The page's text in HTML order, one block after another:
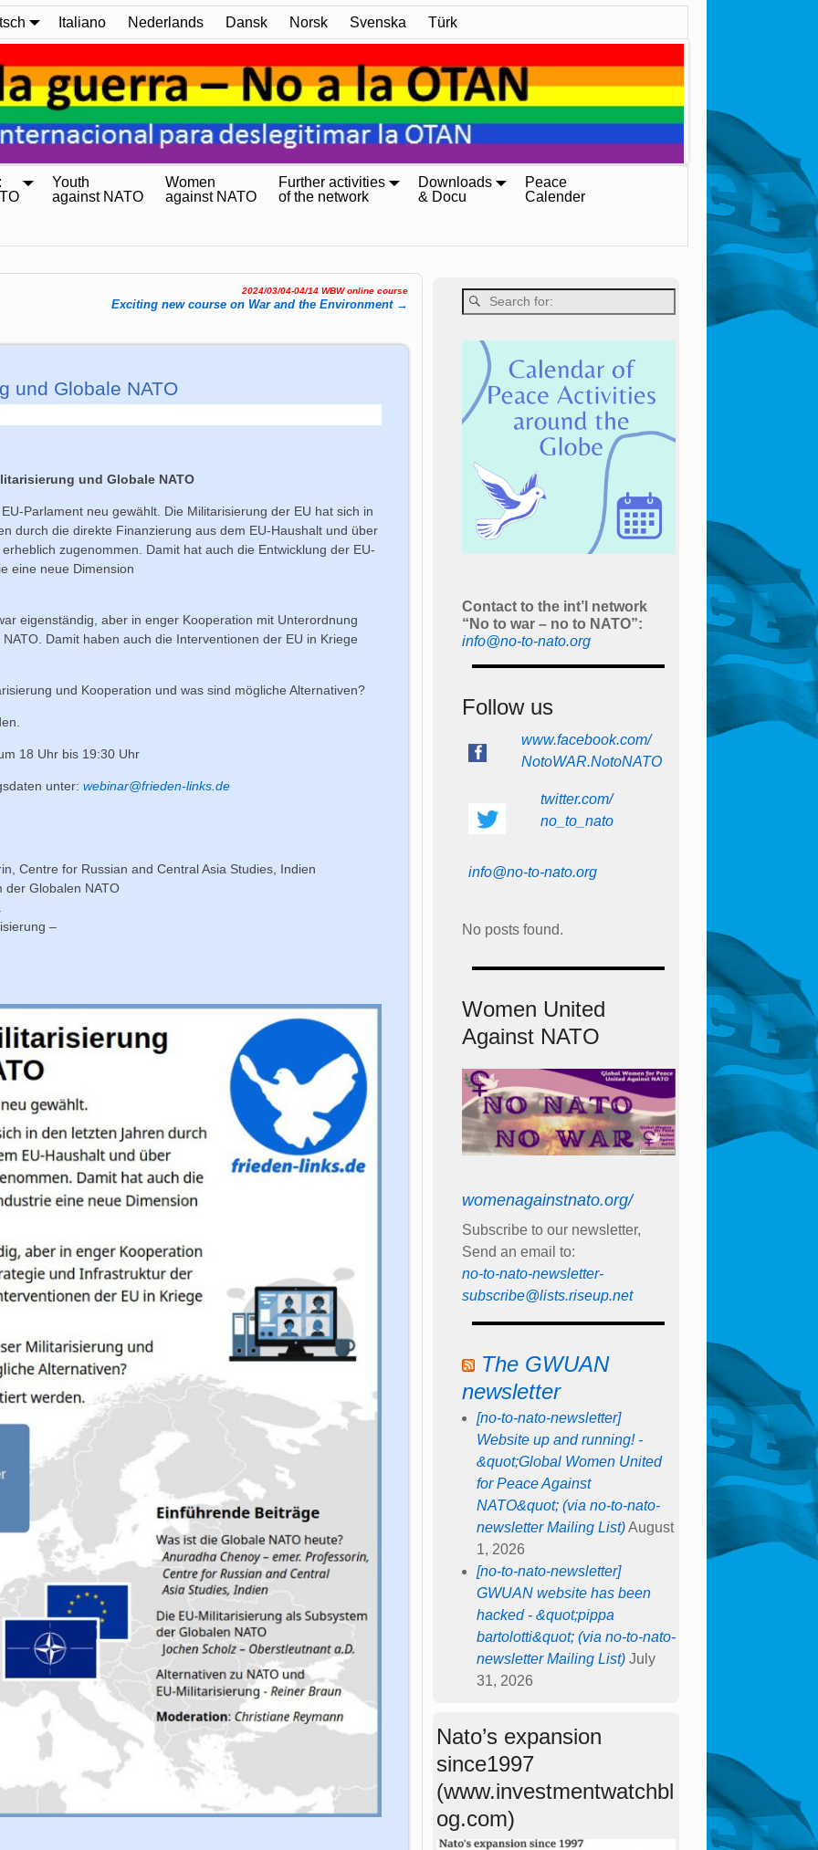
Italiano Nederlands Dansk Norsk Svenska Türk
Youth
against NATO
Women
against NATO
Further activities
of the network
Downloads
& Docu
Peace
Calender
2024/03/04-04/14 WBW online course
Exciting new course on War and the Environment →
und Globale NATO
und Globale NATO
Parlament neu gewählt. Die Militarisierung der EU hat sich in
durch die direkte Finanzierung aus dem EU-Haushalt und über
zugenommen. Damit hat auch die Entwicklung der EU-
eine neue Dimension
eigenständig, aber in enger Kooperation mit Unterordnung
Damit haben auch die Interventionen der EU in Kriege
und Kooperation und was sind mögliche Alternativen?
18 Uhr bis 19:30 Uhr
unter:webinar@frieden-links.de
Centre for Russian and Central Asia Studies, Indien
der Globalen NATO
–
Contact to the int’l network
“No to war – no to NATO”:
info@no-to-nato.org
Follow us
www.facebook.com/
NotoWAR.NotoNATO
twitter.com/
no_to_nato
info@no-to-nato.org
No posts found.
Women United
Against NATO
womenagainstnato.org/
Subscribe to our newsletter,
Send an email to:
no-to-nato-newsletter-
subscribe@lists.riseup.net
The GWUAN
newsletter
[no-to-nato-newsletter]
Website up and running! -
&quot;Global Women United
for Peace Against
NATO&quot; (via no-to-nato-
newsletter Mailing List) August
1, 2026
[no-to-nato-newsletter]
GWUAN website has been
hacked - &quot;pippa
bartolotti&quot; (via no-to-nato-
newsletter Mailing List) July
31, 2026
Nato’s expansion
since1997
(www.investmentwatchbl
og.com)